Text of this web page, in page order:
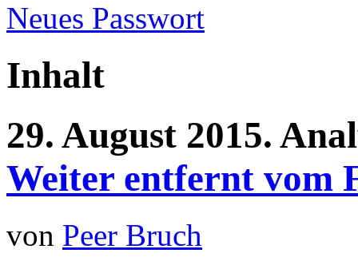
Neues Passwort
Inhalt
29. August 2015.
Weiter entfernt vom
von Peer Bruch